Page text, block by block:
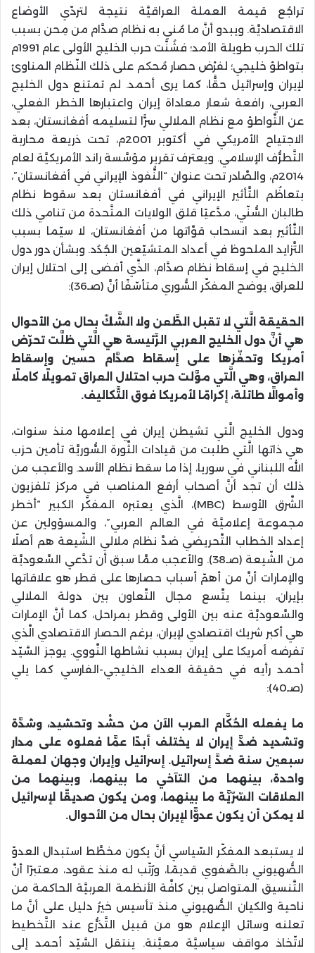
تراجُع قيمة العملة العراقيَّة نتيجة لتردّي الأوضاع
الاقتصاديَّة. ويبدو أنَّ ما مُني به نظام صدَّام من مِحن بسبب
تلك الحرب طويلة الأمد؛ فشُنَّت حرب الخليج الأولى عام 1991م
بتواطؤ خليجي؛ لفرْض حصار مُحكم على ذلك النّظام المناوئ
لإيران وإسرائيل حقًّا، كما يرى أحمد. لم تمتنع دول الخليج
العربي، رافعة شعار معاداة إيران واعتبارها الخطر الفعلي،
عن التَّواطؤ مع نظام الملالي سرًّا لتسليمه أفغانستان، بعد
الاجتياح الأمريكي في أكتوبر 2001م، تحت ذريعة محاربة
التَّطرُّف الإسلامي. ويعترف تقرير مؤسَّسة راند الأمريكيَّة لعام
2014م، والصَّادر تحت عنوان “النُّفوذ الإيراني في أفغانستان”،
بتعاظُم التَّأثير الإيراني في أفغانستان بعد سقوط نظام
طالبان السُّنّي، مدَّعيًا قلق الولايات المتَّحدة من تنامي ذلك
التَّأثير بعد انسحاب قوَّاتها من أفغانستان، لا سيّما بسبب
التَّزايد الملحوظ في أعداد المتشيّعين الجُدُد. وبشأن دور دول
الخليج في إسقاط نظام صدَّام، الذَّي أفضى إلى احتلال إيران
للعراق، يوضح المفكّر السُّوري متأسّفًا أنَّ (صـ36):
الحقيقة الَّتي لا تقبل الطَّعن ولا الشَّكّ بحال من الأحوال
هي أنَّ دول الخليج العربي الرَّئيسة هي الَّتي ظلَّت تحرّض
أمريكا وتحفّزها على إسقاط صدَّام حسين وإسقاط
العراق، وهي الَّتي موَّلت حرب احتلال العراق تمويلًا كاملًا
وأموالًا طائلة، إكرامًا لأمريكا فوق التَّكاليف.
ودول الخليج الَّتي تشيطن إيران في إعلامها منذ سنوات،
هي ذاتها الَّتي طلبت من قيادات الثَّورة السُّوريَّة تأمين حزب
الله اللبناني في سوريا، إذا ما سقط نظام الأسد. والأعجب من
ذلك أن تجد أنَّ أصحاب أرفع المناصب في مركز تلفزيون
الشَّرق الأوسط (MBC)، الَّذي يعتبره المفكّر الكبير “أخطر
مجموعة إعلاميَّة في العالم العربي”، والمسؤولين عن
إعداد الخطاب التَّحريضي ضدَّ نظام ملالي الشّيعة هم أصلًا
من الشّيعة (صـ38). والأعجب ممَّا سبق أن تدَّعي السَّعوديَّة
والإمارات أنَّ من أهمّ أسباب حصارها على قطر هو علاقاتها
بإيران، بينما يتَّسع مجال التَّعاون بين دولة الملالي
والسَّعوديَّة عنه بين الأولى وقطر بمراحل، كما أنَّ الإمارات
هي أكبر شريك اقتصادي لإيران، برغم الحصار الاقتصادي الَّذي
تفرضه أمريكا على إيران بسبب نشاطها النَّووي. يوجز السَّيّد
أحمد رأيه في حقيقة العداء الخليجي-الفارسي كما يلي
(صـ40):
ما يفعله الحُكَّام العرب الآن من حشْد وتحشيد، وشدَّة
وتشديد ضدَّ إيران لا يختلف أبدًا عمَّا فعلوه على مدار
سبعين سنة ضدَّ إسرائيل. إسرائيل وإيران وجهان لعملة
واحدة، بينهما من التآخي ما بينهما، وبينهما من
العلاقات السّرّيَّة ما بينهما، ومن يكون صديقًا لإسرائيل
لا يمكن أن يكون عدوًّا لإيران بحال من الأحوال.
لا يستبعد المفكّر السّياسي أنَّ يكون مخطَّط استبدال العدوّ
الصُّهيوني بالصَّفوي قديمًا، ورُتّب له منذ عقود، معتبرًا أنَّ
التَّنسيق المتواصل بين كافَّة الأنظمة العربيَّة الحاكمة من
ناحية والكيان الصُّهيوني منذ تأسيس خيرُ دليل على أنَّ ما
تعلنه وسائل الإعلام هو من قبيل التَّذرُّع عند التَّخطيط
لاتّخاذ مواقف سياسيَّة معيَّنة. ينتقل السَّيّد أحمد إلى